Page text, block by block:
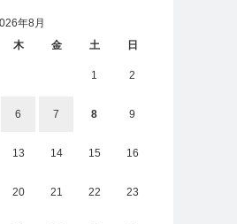
年8月
木 金 土 日
1 2
6 7 8 9
13 14 15 16
20 21 22 23